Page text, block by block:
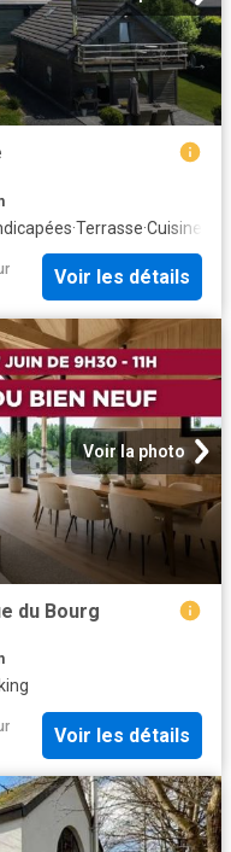
·Terrasse·Cuisine
Voir les détails
Voir la photo
du Bourg
Voir les détails